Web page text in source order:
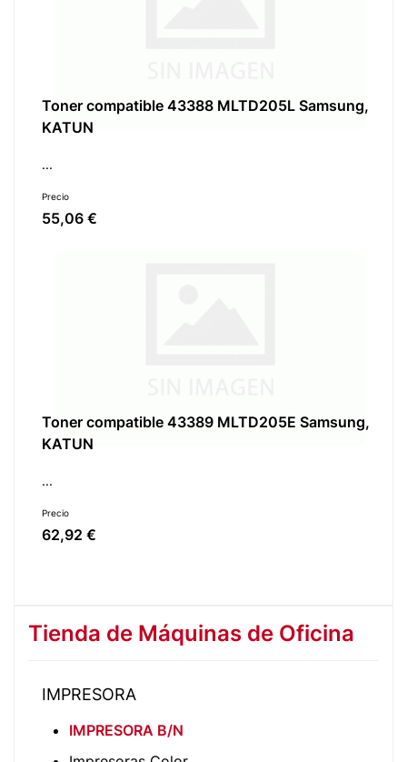
Toner compatible 43388 MLTD205L Samsung,
KATUN
...
Precio
55,06 €
Toner compatible 43389 MLTD205E Samsung,
KATUN
...
Precio
62,92 €
Tienda de Máquinas de Oficina
IMPRESORA
IMPRESORA B/N